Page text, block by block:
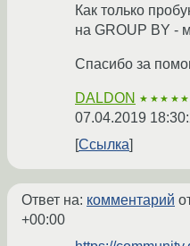
Как только
на GROUP BY -
Спасибо за
DALDON ★★★★★
07.04.2019
Ссылка
Ответ на: комментарий
+00:00